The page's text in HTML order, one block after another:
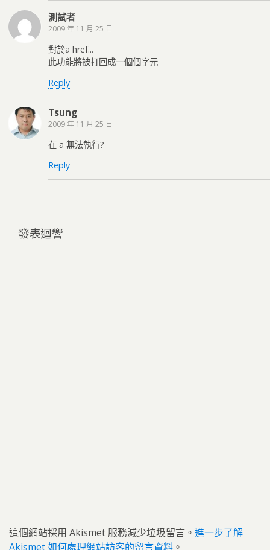
測試者
2009 年 11 月 25 日
對於a href...
此功能將被打回成一個個字元
Reply
Tsung
2009 年 11 月 25 日
在 a 無法執行?
Reply
發表迴響
這個網站採用 Akismet 服務減少垃圾留言。 進一步了解
Akismet 如何處理網站訪客的留言資料 。